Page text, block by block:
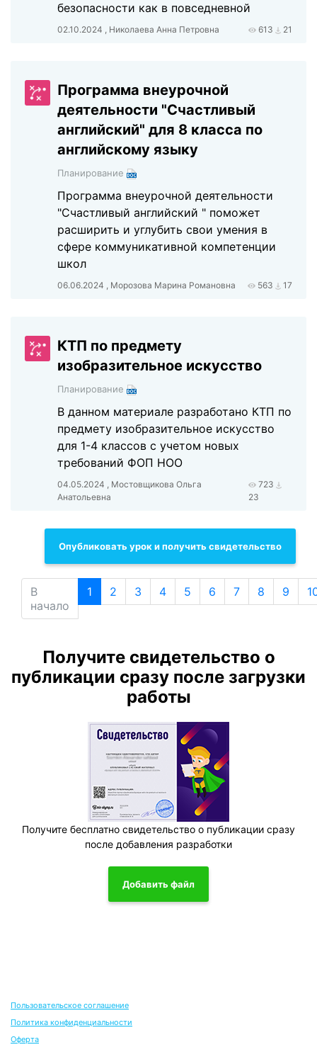
безопасности как в повседневной
02.10.2024 , Николаева Анна Петровна 613 21
Программа внеурочной
деятельности "Счастливый
английский" для 8 класса по
английскому языку
Планирование
Программа внеурочной деятельности
"Счастливый английский " поможет
расширить и углубить свои умения в
сфере коммуникативной компетенции
школ
06.06.2024 , Морозова Марина Романовна 563 17
КТП по предмету
изобразительное искусство
Планирование
В данном материале разработано КТП по
предмету изобразительное искусство
для 1-4 классов с учетом новых
требований ФОП НОО
04.05.2024 , Мостовщикова Ольга
Анатольевна
723
23
Опубликовать урок и получить свидетельство
В
начало
1 2 3 4 5 6 7 8 9
Получите свидетельство о
публикации сразу после загрузки
работы
Получите бесплатно свидетельство о публикации сразу
после добавления разработки
Добавить файл
Пользовательское соглашение
Политика конфиденциальности
Оферта